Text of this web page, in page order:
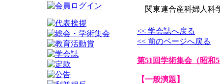
関東連合産科婦人科
<< 学会誌へ戻る
<< 前のページへ戻る
第51回学術集会（昭和
【一般演題】